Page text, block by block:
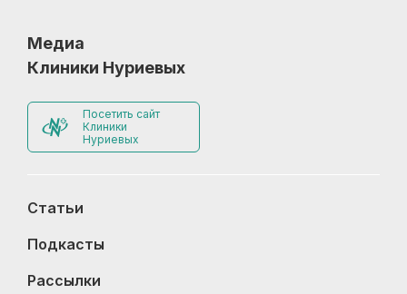
Медиа
Клиники Нуриевых
Посетить сайт
Клиники
Нуриевых
Статьи
Подкасты
Рассылки